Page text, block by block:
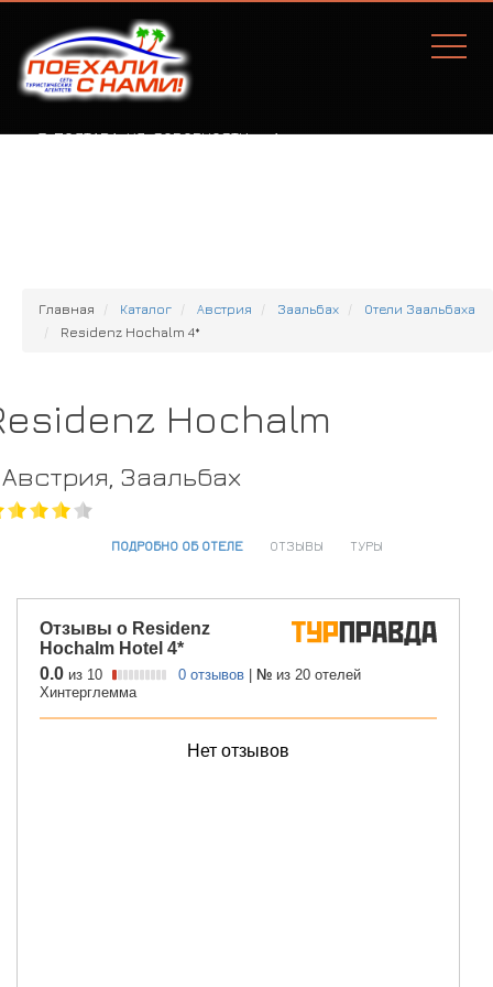
Г. ПОЛТАВА, УЛ. СОБОРНОСТИ, 77А
Главная Каталог Австрия Заальбах
Отели Заальбаха
Residenz Hochalm 4*
Hochalm
Австрия, Заальбах
ПОДРОБНО ОБ ОТЕЛЕ ОТЗЫВЫ ТУРЫ